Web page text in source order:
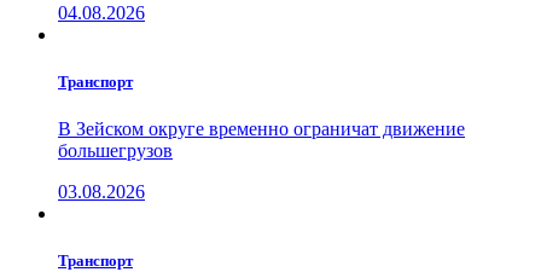
04.08.2026
Транспорт
В Зейском округе временно ограничат движение
большегрузов
03.08.2026
Транспорт